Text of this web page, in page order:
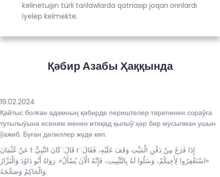
kelinetuǵın túrli taǹlawlarda qatnasıp joqarı orınlardı
iyelep kelmekte.
Қәбир Азабы Ҳаққында
19.02.2024
Қайтыс болған адамның қәбирде периштелер тәрепинен сораўға
тутылыўына исеним менен итиқад қылыў ҳәр бир мусылман ушын
ўажиб. Буған дәлиллер жүдә көп.
عَنْ عُثْمَانَ t قَالَ: كَانَ النَّبِيُّ r إِذَا فَرَغَ مِنْ دَفْنِ الْمَيِّتِ وَقَفَ عَلَيْهِ، فَقَالَ:
«اسْتَغْفِرُوا لِأَخِيكُمْ، وَسَلُوا لَهُ بِالتَّثْبِيتِ، فَإِنَّهُ الْآنَ يُسْأَلُ». رَوَاهُ أَبُو دَاوُدَ وَالْبَزَّارُ
وَالْحَاكِمُ وَصَحَّحَهُ.